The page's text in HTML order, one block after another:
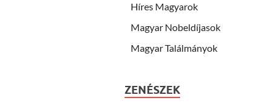
Híres Magyarok
Magyar Nobeldíjasok
Magyar Találmányok
ZENÉSZEK